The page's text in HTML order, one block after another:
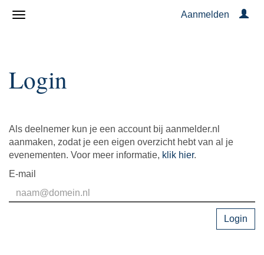
Aanmelden
Login
Als deelnemer kun je een account bij aanmelder.nl
aanmaken, zodat je een eigen overzicht hebt van al je
evenementen. Voor meer informatie, klik hier.
E-mail
Login